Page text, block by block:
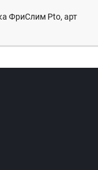
ФриСлим Pto, арт